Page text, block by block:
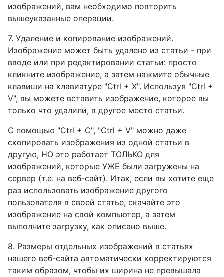
изображений, вам необходимо повторить
вышеуказанные операции.
7. Удаление и копирование изображений.
Изображение может быть удалено из статьи - при
вводе или при редактировании статьи: просто
кликните изображение, а затем нажмите обычные
клавиши на клавиатуре "Ctrl + X". Используя "Ctrl +
V", вы можете вставить изображение, которое вы
только что удалили, в другое место статьи.
С помощью "Ctrl + C", "Ctrl + V" можно даже
скопировать изображения из одной статьи в
другую, НО это работает ТОЛЬКО для
изображений, которые УЖЕ были загружены на
сервер (т.е. на веб-сайт). Итак, если вы хотите еще
раз использовать изображение другого
пользователя в своей статье, скачайте это
изображение на свой компьютер, а затем
выполните загрузку, как описано выше.
8. Размеры отдельных изображений в статьях
нашего веб-сайта автоматически корректируются
таким образом, чтобы их ширина не превышала